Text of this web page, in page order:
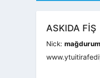
ASKIDA FIŞ
Nick: